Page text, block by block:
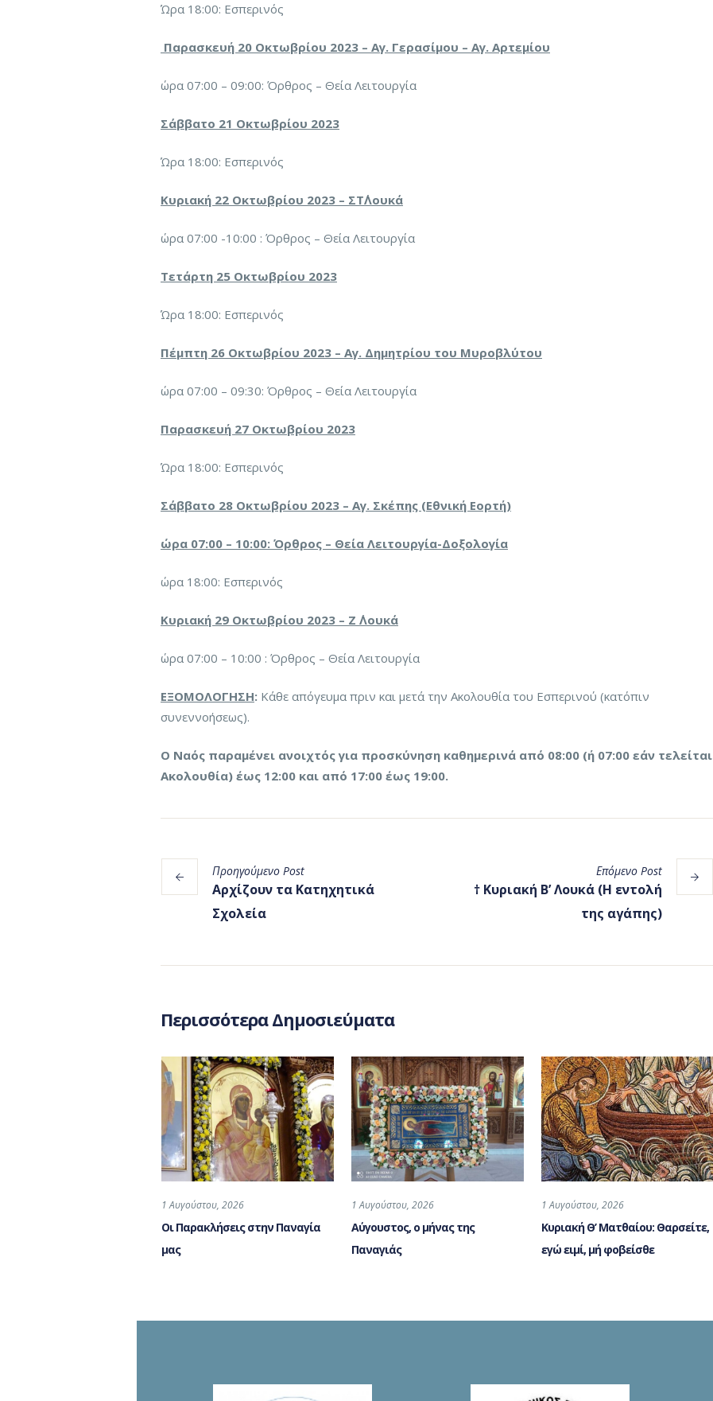
Ώρα 18:00: Εσπερινός
Παρασκευή 20 Οκτωβρίου 2023 – Αγ. Γερασίμου – Αγ. Αρτεμίου
ώρα 07:00 – 09:00: Όρθρος – Θεία Λειτουργία
Σάββατο 21 Οκτωβρίου 2023
Ώρα 18:00: Εσπερινός
Κυριακή 22 Οκτωβρίου 2023 – ΣΤ΄Λουκά
ώρα 07:00 -10:00 : Όρθρος – Θεία Λειτουργία
Τετάρτη 25 Οκτωβρίου 2023
Ώρα 18:00: Εσπερινός
Πέμπτη 26 Οκτωβρίου 2023 – Αγ. Δημητρίου του Μυροβλύτου
ώρα 07:00 – 09:30: Όρθρος – Θεία Λειτουργία
Παρασκευή 27 Οκτωβρίου 2023
Ώρα 18:00: Εσπερινός
Σάββατο 28 Οκτωβρίου 2023 – Αγ. Σκέπης (Εθνική Εορτή)
ώρα 07:00 – 10:00: Όρθρος – Θεία Λειτουργία-Δοξολογία
ώρα 18:00: Εσπερινός
Κυριακή 29 Οκτωβρίου 2023 – Ζ ΄Λουκά
ώρα 07:00 – 10:00 : Όρθρος – Θεία Λειτουργία
ΕΞΟΜΟΛΟΓΗΣΗ: Κάθε απόγευμα πριν και μετά την Ακολουθία του Εσπερινού (κατόπιν
συνεννοήσεως).
Ο Ναός παραμένει ανοιχτός για προσκύνηση καθημερινά από 08:00 (ή 07:00 εάν τελείται
Ακολουθία) έως 12:00 και από 17:00 έως 19:00.
Προηγούμενο Post
Αρχίζουν τα Κατηχητικά
Σχολεία
ΕπόμενοPost
† Κυριακή Β’ Λουκά (Η εντολή
της αγάπης)
Περισσότερα Δημοσιεύματα
1 Αυγούστου, 2026
Οι Παρακλήσεις στην Παναγία
μας
1 Αυγούστου, 2026
Αύγουστος, ο μήνας της
Παναγιάς
1 Αυγούστου, 2026
Κυριακή Θ’ Ματθαίου: Θαρσείτε,
εγώ ειμί, μή φοβείσθε